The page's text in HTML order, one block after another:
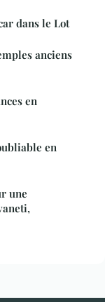
dans le Lot
anciens
en
en
une